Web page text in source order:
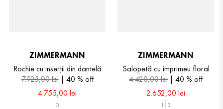
ZIMMERMANN
Rochie cu inserții din dantelă
7.925,00lei 40 % off
4.755,00 lei
0
ZIMMERMANN
Salopetă cu imprimeu floral
4.420,00lei 40 % off
2.652,00 lei
1 3